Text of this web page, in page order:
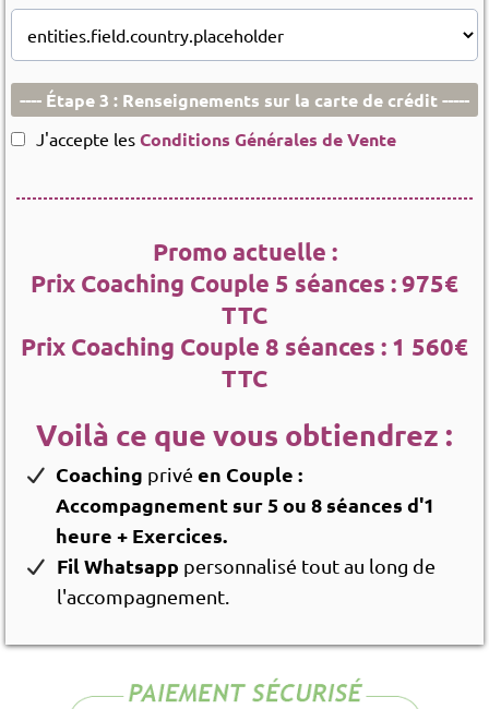
---- Étape 3 : Renseignements sur la carte de crédit -----
J'accepte les Conditions Générales de Vente
Promo actuelle :
Prix Coaching Couple 5 séances : 975€
TTC
Prix Coaching Couple 8 séances : 1 560€
TTC
Voilà ce que vous obtiendrez :
Coaching privé en Couple :
Accompagnement sur 5 ou 8 séances d'1
heure + Exercices.
Fil Whatsapp personnalisé tout au long de
l'accompagnement.